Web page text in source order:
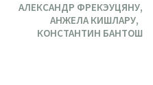
АЛЕКСАНДР ФРЕКЭУЦЯНУ,
АНЖЕЛА КИШЛАРУ,
КОНСТАНТИН БАНТОШ